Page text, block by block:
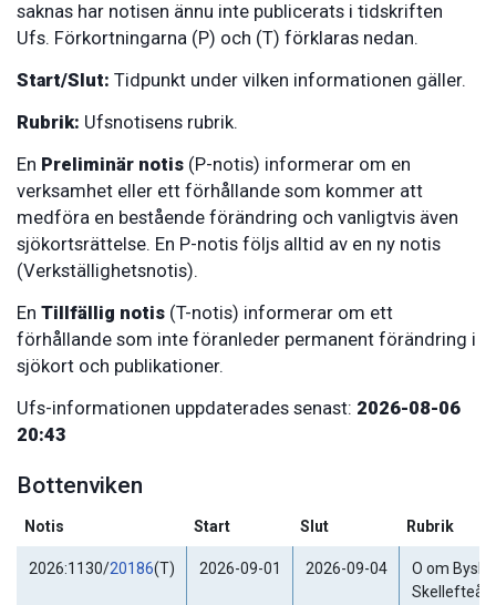
saknas har notisen ännu inte publicerats i tidskriften
Ufs. Förkortningarna (P) och (T) förklaras nedan.
Start/Slut: Tidpunkt under vilken informationen gäller.
Rubrik: Ufsnotisens rubrik.
En Preliminär notis (P-notis) informerar om en
verksamhet eller ett förhållande som kommer att
medföra en bestående förändring och vanligtvis även
sjökortsrättelse. En P-notis följs alltid av en ny notis
(Verkställighetsnotis).
En Tillfällig notis (T-notis) informerar om ett
förhållande som inte föranleder permanent förändring i
sjökort och publikationer.
Ufs-informationen uppdaterades senast: 2026-08-06
20:43
Bottenviken
Notis Start Slut Rubrik
2026:1130/20186(T) 2026-09-01 2026-09-04
O om
Skellefteå.